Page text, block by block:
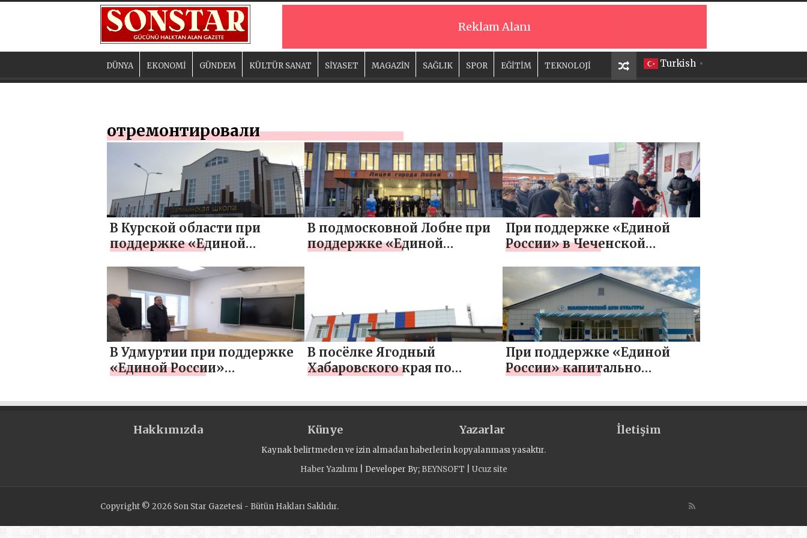
Reklam Alanı
Turkish ▼
DÜNYA EKONOMİ GÜNDEM KÜLTÜR SANAT SİYASET MAGAZİN SAĞLIK SPOR EĞİTİM TEKNOLOJİ
отремонтировали
В Курской области при
поддержке «Единой
отремонтировали две
школы
В подмосковной Лобне при
поддержке «Единой
При поддержке «Единой
России» в Чеченской
отремонтировали сельский
Дом культуры
В Удмуртии при поддержке
«Единой России»
Байтеряковскую школу
В посёлке Ягодный
Хабаровского края по
«Единой России»
культуры
При поддержке «Единой
России» капитально
Манжерок в Республике
Hakkımızda Künye Yazarlar İletişim
Kaynak belirtmeden ve izin almadan haberlerin kopyalanması yasaktır.
Haber Yazılımı| Developer By; BEYNSOFT Ucuz site
Copyright © 2026 Son Star Gazetesi - Bütün Hakları Saklıdır.